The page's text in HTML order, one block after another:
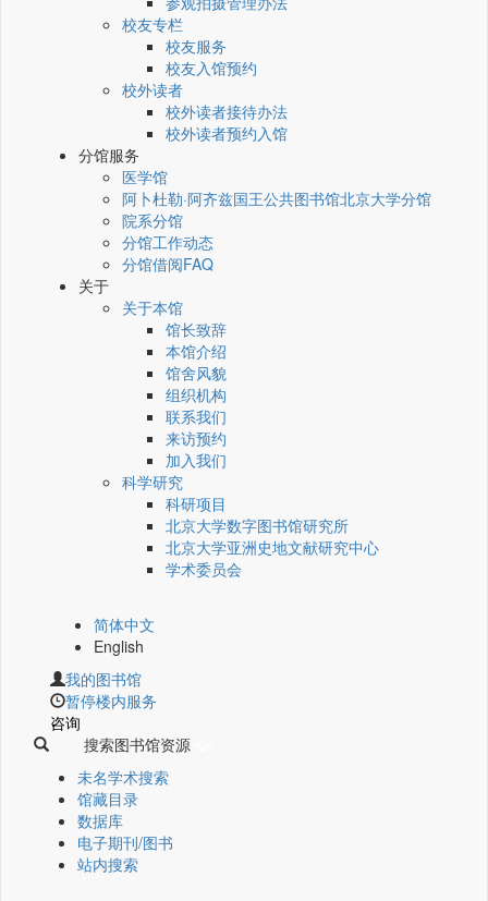
校友专栏
校友服务
校友入馆预约
校外读者
校外读者接待办法
校外读者预约入馆
分馆服务
医学馆
阿卜杜勒·阿齐兹国王公共图书馆北京大学分馆
院系分馆
分馆工作动态
分馆借阅FAQ
关于
关于本馆
馆长致辞
本馆介绍
馆舍风貌
组织机构
联系我们
来访预约
加入我们
科学研究
科研项目
北京大学数字图书馆研究所
北京大学亚洲史地文献研究中心
学术委员会
简体中文
English
我的图书馆
暂停楼内服务
咨询
搜索图书馆资源
未名学术搜索
馆藏目录
数据库
电子期刊/图书
站内搜索